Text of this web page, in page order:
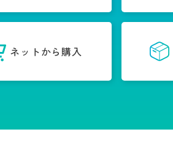
ネットから購入